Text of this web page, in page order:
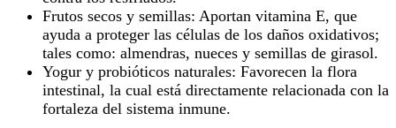
Frutos secos y semillas: Aportan vitamina E, que
ayuda a proteger las células de los daños oxidativos;
tales como: almendras, nueces y semillas de girasol.
Yogur y probióticos naturales: Favorecen la flora
intestinal, la cual está directamente relacionada con la
fortaleza del sistema inmune.